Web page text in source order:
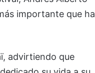
importante que
advirtiendo que